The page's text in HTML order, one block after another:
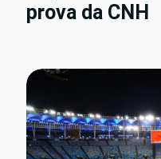
prova da CNH